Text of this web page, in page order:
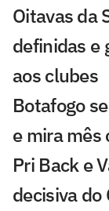
Oitavas da
definidas e
aos clubes
Botafogo
e mira mês
Pri Back e
decisiva do